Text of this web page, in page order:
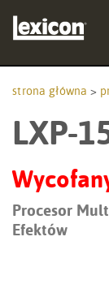
produkty
gdzie kupić
Studia
szkolenia
strona główna >
LXP-
Procesor
Efektów